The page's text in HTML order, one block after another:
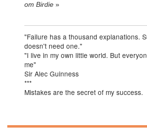
от Birdie »
"Failure has a thousand explanations.
doesn't need one."
"I live in my own little world. But
me"
Sir Alec Guinness
***
Mistakes are the secret of my success.